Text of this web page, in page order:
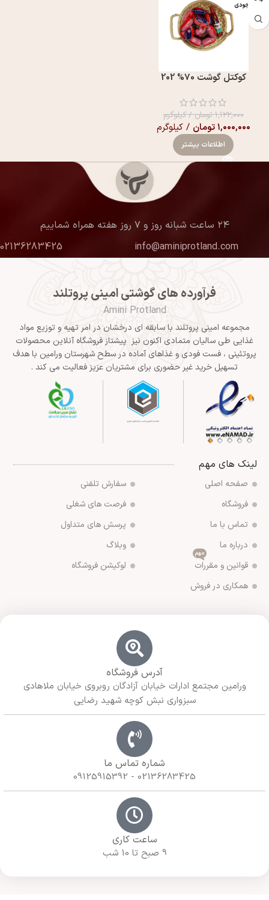
اتمام موجودی
کوکتل گوشت 70% 202
۱,۱۲۲,۰۰۰تومان/ کیلوگرم
۱,۰۰۰,۰۰۰تومان / کیلوگرم
اطلاعات بیشتر
۲۴ ساعت شبانه روز و ۷ روز هفته همراه شماییم
info@aminiprotland.com
02136283425
فرآورده های گوشتی امینی پروتلند
Amini Protland
مجموعه امینی پروتلند با سابقه ای درخشان در امر تهیه و توزیع مواد
غذایی طی سالیان متمادی اکنون نیز پیشتاز فروشگاه آنلاین محصولات
پروتئینی ، فست فودی و غذاهای آماده در سطح شهرستان ورامین با هدف
تسهیل خرید غیر حضوری برای مشتریان عزیز فعالیت می کند .
لینک های مهم
صفحه اصلی
فروشگاه
تماس با ما
درباره ما
قوانین و مقررات
مهم
همکاری در فروش
سفارش تلفنی
فرصت های شغلی
پرسش های متداول
وبلاگ
لوکیشن فروشگاه
آدرس فروشگاه
ورامین مجتمع ادارات خیابان آزادگان روبروی خیابان ملاهادی
سبزواری نبش کوچه شهید رضایی
شماره تماس ما
02136283425 - 09125915392
ساعت کاری
9 صبح تا 10 شب